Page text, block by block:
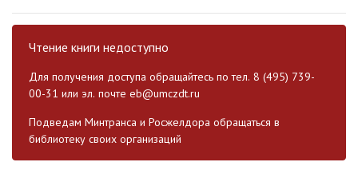
Чтение книги недоступно
Для получения доступа обращайтесь по тел. 8 (495) 739-
00-31 или эл. почте eb@umczdt.ru
Подведам Минтранса и Росжелдора обращаться в
библиотеку своих организаций